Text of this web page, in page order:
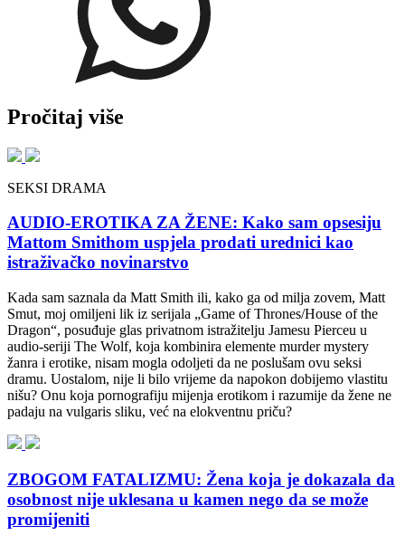
Pročitaj više
SEKSI DRAMA
AUDIO-EROTIKA ZA ŽENE: Kako sam opsesiju
Mattom Smithom uspjela prodati urednici kao
istraživačko novinarstvo
Kada sam saznala da Matt Smith ili, kako ga od milja zovem, Matt
Smut, moj omiljeni lik iz serijala „Game of Thrones/House of the
Dragon“, posuđuje glas privatnom istražitelju Jamesu Pierceu u
audio-seriji The Wolf, koja kombinira elemente murder mystery
žanra i erotike, nisam mogla odoljeti da ne poslušam ovu seksi
dramu. Uostalom, nije li bilo vrijeme da napokon dobijemo vlastitu
nišu? Onu koja pornografiju mijenja erotikom i razumije da žene ne
padaju na vulgaris sliku, već na elokventnu priču?
ZBOGOM FATALIZMU: Žena koja je dokazala da
osobnost nije uklesana u kamen nego da se može
promijeniti